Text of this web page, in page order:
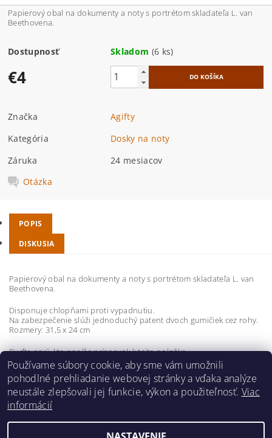
Papierový obal na dokumenty a noty s portrétom skladateľa L. van
Beethovena.
Dostupnosť Skladom (6 ks)
€4
Značka
Agifty
Kategória
Dosky na noty
Záruka
24 mesiacov
Otázka
POPIS
DISKUSIA
Papierový obal na dokumenty a noty s portrétom skladateľa L. van
Beethovena.
Disponuje chlopňami proti vypadnutiu.
Na zabezpečenie slúži jednoduchý patent dvoch gumičiek cez rohy.
Rozmery: 31,5 x 24 cm
Buďte prvý, kto napíše príspevok k tejto položke.
Pridať komentár
Používame súbory cookie, aby sme vám umožnili
pohodlné prehliadanie webovej stránky a vďaka analýze
neustále zlepšovali jej funkcie, výkon a použiteľnosť. Viac
informácií